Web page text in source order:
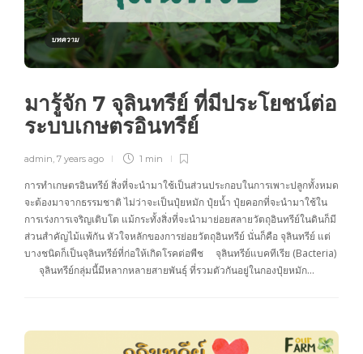
บทความ
มารู้จัก 7 จุลินทรีย์ ที่มีประโยชน์ต่อ
ระบบเกษตรอินทรีย์
admin, 7 years ago 1 min
การทำเกษตรอินทรีย์ สิ่งที่จะนำมาใช้เป็นส่วนประกอบในการเพาะปลูกทั้งหมด
จะต้องมาจากธรรมชาติ ไม่ว่าจะเป็นปุ๋ยหมัก ปุ๋ยน้ำ ปุ๋ยคอกที่จะนำมาใช้ใน
การเร่งการเจริญเติบโต แม้กระทั้งสิ่งที่จะนำมาย่อยสลายวัตถุอินทรีย์ในดินก็มี
ส่วนสำคัญไม้แพ้กัน หัวใจหลักของการย่อยวัตถุอินทรีย์ นั่นก็คือ จุลินทรีย์ แต่
บางชนิดก็เป็นจุลินทรีย์ที่ก่อให้เกิดโรคต่อพืช จุลินทรีย์แบคทีเรีย (Bacteria)
จุลินทรีย์กลุ่มนี้มีหลากหลายสายพันธุ์ ที่รวมตัวกันอยู่ในกองปุ๋ยหมัก…